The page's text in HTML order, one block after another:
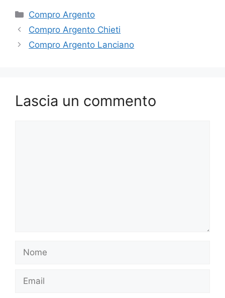
Categorie
Compro Argento
Compro Argento Chieti
Compro Argento Lanciano
Lascia un commento
Nome
Email